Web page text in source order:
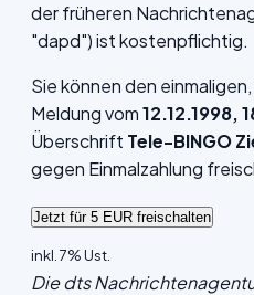
der früheren
"dapd") ist kostenpflichtig.
Sie können den
Meldung vom12.12.1998,
Überschrift Tele-BINGO
gegen Einmalzahlung
inkl. 7% Ust.
Die dts